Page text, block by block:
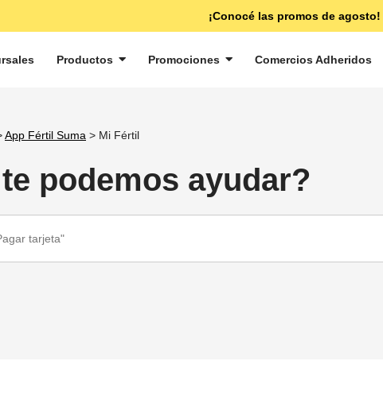
¡Conocé las promos de agosto!
Productos Promociones Comercios Adheridos
App Fértil Suma > Mi Fértil
podemos ayudar?